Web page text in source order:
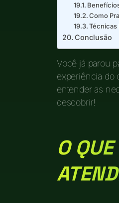
Como
Técnicas
Conclusão
Você já parou
experiência do
entender as
descobrir!
O